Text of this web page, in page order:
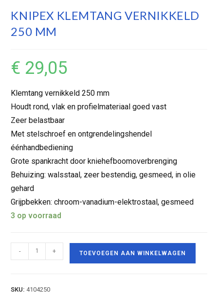
KNIPEX KLEMTANG VERNIKKELD
250 MM
€ 29,05
Klemtang vernikkeld 250 mm
Houdt rond, vlak en profielmateriaal goed vast
Zeer belastbaar
Met stelschroef en ontgrendelingshendel
éénhandbediening
Grote spankracht door kniehefboomoverbrenging
Behuizing: walsstaal, zeer bestendig, gesmeed, in olie
gehard
Grijpbekken: chroom-vanadium-elektrostaal, gesmeed
3 op voorraad
- + TOEVOEGEN AAN WINKELWAGEN
SKU:4104250